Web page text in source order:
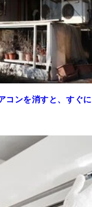
コンを消すと、すぐに